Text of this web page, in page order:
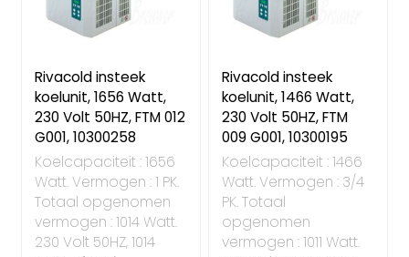
Rivacold insteek
koelunit, 1656 Watt,
230 Volt 50HZ, FTM 012
G001, 10300258
Koelcapaciteit : 1656
Watt. Vermogen : 1 PK.
Totaal opgenomen
vermogen : 1014 Watt.
230 Volt 50HZ, 1014
Rivacold insteek
koelunit, 1466 Watt,
230 Volt 50HZ, FTM
009 G001, 10300195
Koelcapaciteit : 1466
Watt. Vermogen : 3/4
PK. Totaal
opgenomen
vermogen : 1011 Watt.